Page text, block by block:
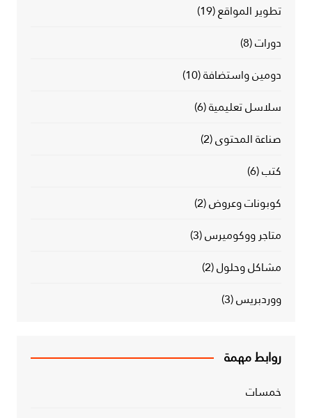
تطوير المواقع(19)
دورات(8)
دومين واستضافة(10)
سلاسل تعليمية(6)
صناعة المحتوى(2)
كتب(6)
كوبونات وعروض(2)
متاجر ووكوميرس(3)
مشاكل وحلول(2)
ووردبريس(3)
روابط مهمة
خمسات